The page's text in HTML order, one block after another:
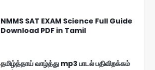
NMMS SAT EXAM Science Full Guide
Download PDF in Tamil
தமிழ்த்தாய் வாழ்த்து mp3 பாடல் பதிவிறக்கம்